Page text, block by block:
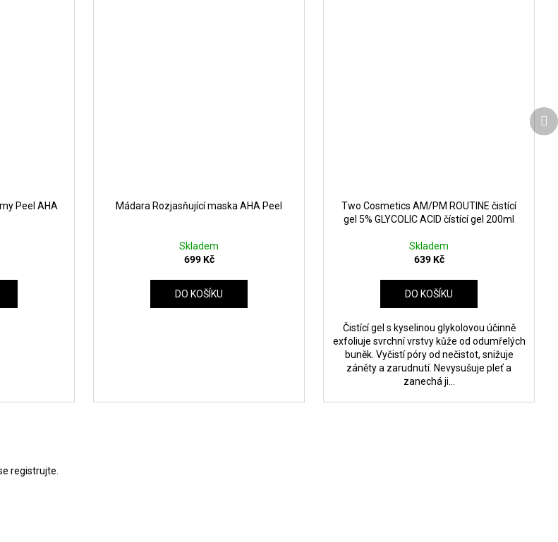
Peel AHA
Mádara Rozjasňující maska AHA Peel
Skladem
699 Kč
DO KOŠÍKU
Two Cosmetics AM/PM ROUTINE čistící
gel 5% GLYCOLIC ACID čístící gel 200ml
Skladem
639 Kč
DO KOŠÍKU
Čistící gel s kyselinou glykolovou účinně
exfoliuje svrchní vrstvy kůže od odumřelých
buněk. Vyčistí póry od nečistot, snižuje
záněty a zarudnutí. Nevysušuje pleť a
zanechá ji...
registrujte